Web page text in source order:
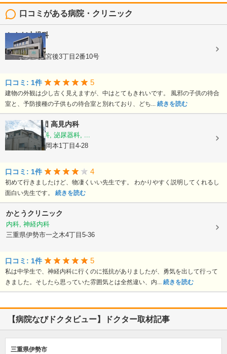
口コミがある病院・クリニック
かんだ小児科
小児科
三重県伊勢市宮後3丁目2番10号
口コミ: 1件 5
建物の外観は少し古く見えますが、中はとてもきれいです。 風邪の子供の待合
室と、予防接種の子供もの待合室と別れており、どち... 続きを読む
医療法人社団 高見内科
内科, 消化器科, 泌尿器科, ...
三重県伊勢市岡本1丁目4-28
口コミ: 1件 4
初めて行きましたけど、物凄くいい先生です。 わかりやすく説明してくれるし
面白い先生です。 続きを読む
かとうクリニック
内科, 神経内科
三重県伊勢市一之木4丁目5-36
口コミ: 1件 5
私は中学生で、神経内科に行くのに抵抗がありましたが、勇気を出して行って
きました。そしたら思っていた雰囲気とは全然違い、内... 続きを読む
【病院なびドクタビュー】ドクター取材記事
三重県伊勢市